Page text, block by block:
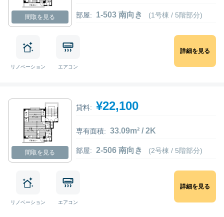
間取を見る 部屋: 1-503 南向き (1号棟 / 5階部分)
リノベーション エアコン
詳細を見る
間取を見る
貸料: ¥22,100
専有面積: 33.09m² / 2K
部屋: 2-506 南向き (2号棟 / 5階部分)
リノベーション エアコン
詳細を見る